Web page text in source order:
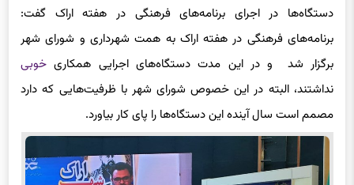
دستگاه‌ها در اجرای برنامه‌های فرهنگی در هفته اراک گفت:
برنامه‌های فرهنگی در هفته اراک به همت شهرداری و شورای شهر
برگزار شد و در این مدت دستگاه‌های اجرایی همکاری خوبی
نداشتند، البته در این خصوص شورای شهر با ظرفیت‌هایی که دارد
مصمم است سال آینده این دستگاه‌ها را پای کار بیاورد.